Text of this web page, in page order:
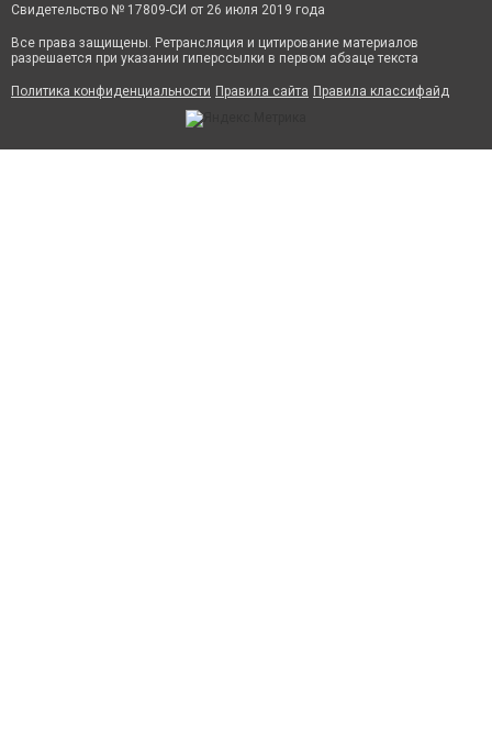
Свидетельство № 17809-СИ от 26 июля 2019 года
Все права защищены. Ретрансляция и цитирование материалов
разрешается при указании гиперссылки в первом абзаце текста
Политика конфиденциальности Правила сайта Правила классифайд